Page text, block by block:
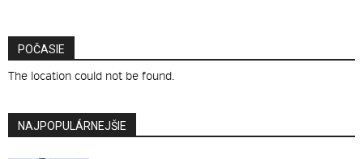
POČASIE
The location could not be found.
NAJPOPULÁRNEJŠIE